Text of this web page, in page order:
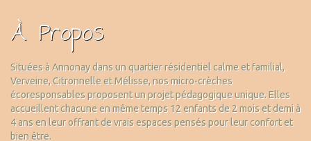
À Propos
Situées à Annonay dans un quartier résidentiel calme et familial,
Verveine, Citronnelle et Mélisse, nos micro-crèches
écoresponsables proposent un projet pédagogique unique. Elles
accueillent chacune en même temps 12 enfants de 2 mois et demi à
4 ans en leur offrant de vrais espaces pensés pour leur confort et
bien être.